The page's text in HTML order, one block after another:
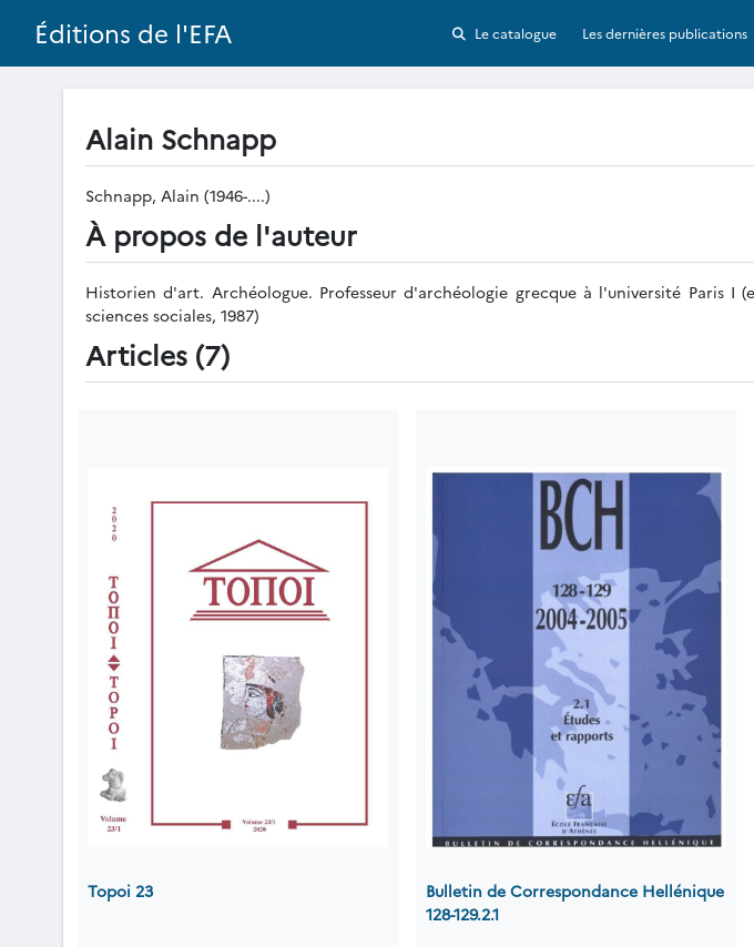
Éditions de l'EFA Le catalogue Les dernières publications
Alain Schnapp
Schnapp, Alain (1946-....)
À propos de l'auteur
Historien d'art. Archéologue. Professeur d'archéologie grecque à l'université Paris I
sciences sociales, 1987)
Articles (7)
Topoi 23
Bulletin de Correspondance Hellénique
128-129.2.1